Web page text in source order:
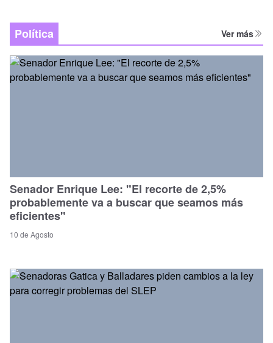
Política Ver más
Senador Enrique Lee: "El recorte de 2,5%
probablemente va a buscar que seamos más
eficientes"
10 de Agosto